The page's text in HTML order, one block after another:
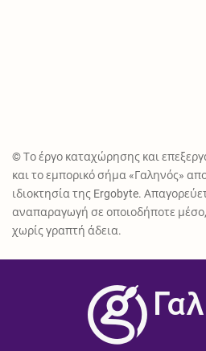
© Το έργο καταχώρησης και
και το εμπορικό σήμα «Γαληνός»
ιδιοκτησία της Ergobyte.
αναπαραγωγή σε οποιοδήποτε
χωρίς γραπτή άδεια.